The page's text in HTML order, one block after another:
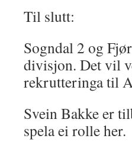
Til slutt:
Sogndal 2 og
divisjon. Det vil
rekrutteringa til
Svein Bakke er
spela ei rolle her.